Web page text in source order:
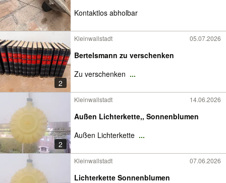
Kontaktlos abholbar
2
Kleinwallstadt 05.07.2026
Bertelsmann zu verschenken
Zu verschenken ...
2
Kleinwallstadt 14.06.2026
Außen Lichterkette,, Sonnenblumen
Außen Lichterkette ...
Kleinwallstadt 07.06.2026
Lichterkette Sonnenblumen